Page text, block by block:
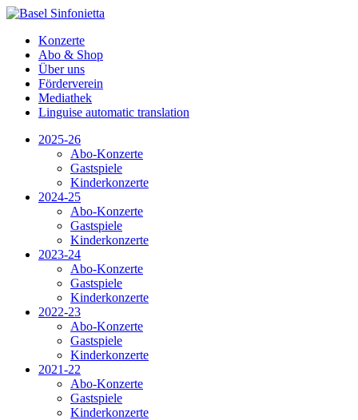
Konzerte
Abo & Shop
Über uns
Förderverein
Mediathek
Linguise automatic translation
2025-26
Abo-Konzerte
Gastspiele
Kinderkonzerte
2024-25
Abo-Konzerte
Gastspiele
Kinderkonzerte
2023-24
Abo-Konzerte
Gastspiele
Kinderkonzerte
2022-23
Abo-Konzerte
Gastspiele
Kinderkonzerte
2021-22
Abo-Konzerte
Gastspiele
Kinderkonzerte